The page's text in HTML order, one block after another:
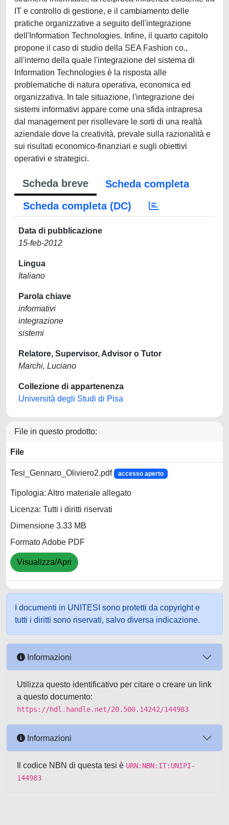
Scheda breve
Scheda completa
Scheda completa (DC)
Data di pubblicazione
15-feb-2012
Lingua
Italiano
Parola chiave
informativi
integrazione
sistemi
Relatore, Supervisor, Advisor o Tutor
Marchi, Luciano
Collezione di appartenenza
Università degli Studi di Pisa
File in questo prodotto:
File
Tesi_Gennaro_Oliviero2.pdf accesso aperto
Tipologia: Altro materiale allegato
Licenza: Tutti i diritti riservati
Dimensione 3.33 MB
Formato Adobe PDF
Visualizza/Apri
I documenti in UNITESI sono protetti da copyright e
tutti i diritti sono riservati, salvo diversa indicazione.
Informazioni
Utilizza questo identificativo per citare o creare un link
a questo documento:
https://hdl.handle.net/20.500.14242/144983
Informazioni
Il codice NBN di questa tesi è URN:NBN:IT:UNIPI-
144983